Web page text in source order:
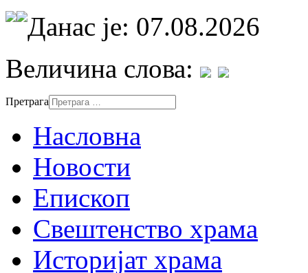
Данас је: 07.08.2026
Величина слова:
Претрага
Насловна
Новости
Епископ
Свештенство храма
Историјат храма